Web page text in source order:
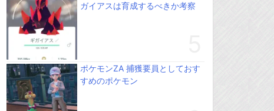
ガイアスは育成するべきか考察
ポケモンZA 捕獲要員としておす
すめのポケモン